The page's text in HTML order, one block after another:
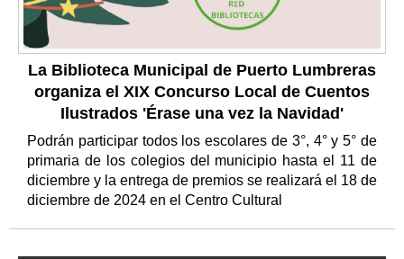
La Biblioteca Municipal de Puerto Lumbreras
organiza el XIX Concurso Local de Cuentos
Ilustrados 'Érase una vez la Navidad'
Podrán participar todos los escolares de 3°, 4° y 5° de
primaria de los colegios del municipio hasta el 11 de
diciembre y la entrega de premios se realizará el 18 de
diciembre de 2024 en el Centro Cultural